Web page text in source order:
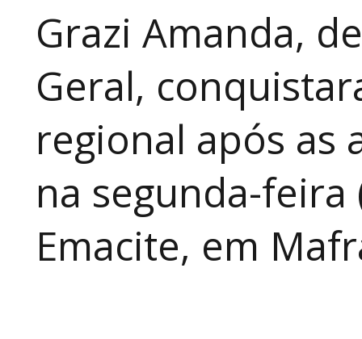
Grazi Amanda,
Geral,
regional após as
na segunda-feira
Emacite, em